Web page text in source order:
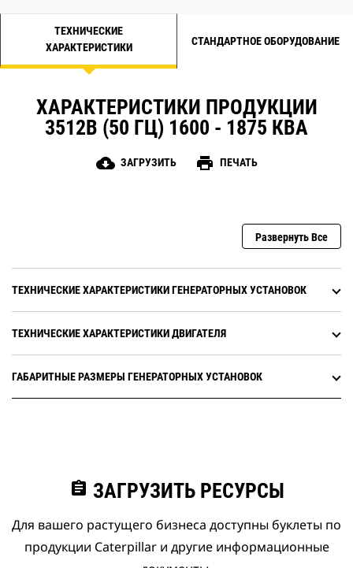
ТЕХНИЧЕСКИЕ
ХАРАКТЕРИСТИКИ
СТАНДАРТНОЕ ОБОРУДОВАНИЕ
ХАРАКТЕРИСТИКИ ПРОДУКЦИИ
3512B (50 ГЦ) 1600 - 1875 КВА
cloud_download ЗАГРУЗИТЬ print ПЕЧАТЬ
Развернуть Все
ТЕХНИЧЕСКИЕ ХАРАКТЕРИСТИКИ ГЕНЕРАТОРНЫХ УСТАНОВОК
ТЕХНИЧЕСКИЕ ХАРАКТЕРИСТИКИ ДВИГАТЕЛЯ
ГАБАРИТНЫЕ РАЗМЕРЫ ГЕНЕРАТОРНЫХ УСТАНОВОК
assignment ЗАГРУЗИТЬ РЕСУРСЫ
Для вашего растущего бизнеса доступны буклеты по
продукции Caterpillar и другие информационные